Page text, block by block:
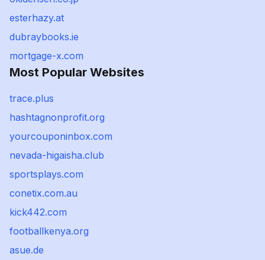
esterhazy.at
dubraybooks.ie
mortgage-x.com
Most Popular Websites
trace.plus
hashtagnonprofit.org
yourcouponinbox.com
nevada-higaisha.club
sportsplays.com
conetix.com.au
kick442.com
footballkenya.org
asue.de